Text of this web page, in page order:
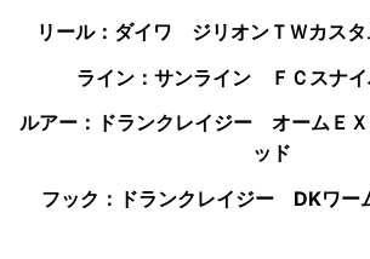
リール：ダイワ ジリオンＴＷカス
ライン：サンライン ＦＣスナ
ルアー： ドランクレイジー オームＥ
ッド
フック：ドランクレイジー DKワ